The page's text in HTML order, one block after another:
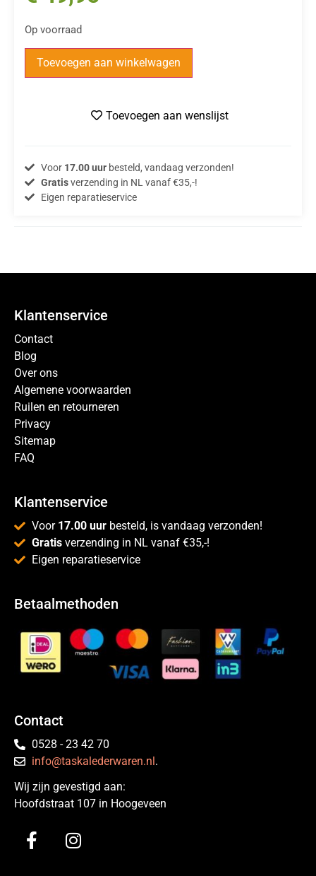
Op voorraad
Toevoegen aan winkelwagen
Toevoegen aan wenslijst
Voor 17.00 uurbesteld, vandaag verzonden!
Gratisverzending in NL vanaf €35,-!
Eigen reparatieservice
Klantenservice
Contact
Blog
Over ons
Algemene voorwaarden
Ruilen en retourneren
Privacy
Sitemap
FAQ
Klantenservice
Voor 17.00 uur besteld, is vandaag verzonden!
Gratis verzending in NL vanaf €35,-!
Eigen reparatieservice
Betaalmethoden
Contact
0528 - 23 42 70
info@taskalederwaren.nl.
Wij zijn gevestigd aan:
Hoofdstraat 107 in Hoogeveen